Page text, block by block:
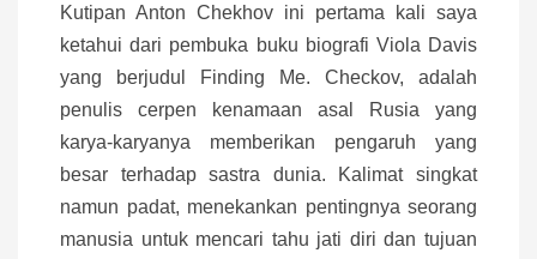
Kutipan Anton Chekhov ini pertama kali saya
ketahui dari pembuka buku biografi Viola Davis
yang berjudul Finding Me. Checkov, adalah
penulis cerpen kenamaan asal Rusia yang
karya-karyanya memberikan pengaruh yang
besar terhadap sastra dunia. Kalimat singkat
namun padat, menekankan pentingnya seorang
manusia untuk mencari tahu jati diri dan tujuan